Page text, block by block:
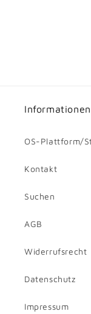
Informationen
OS-Plattform/
Kontakt
Suchen
AGB
Widerrufsrecht
Datenschutz
Impressum